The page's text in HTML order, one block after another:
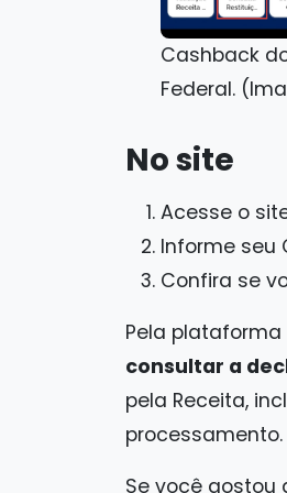
Cashback
Federal.
No site
Acesse o
Informe seu
Confira se
Pela plataforma
consultar a
pela Receita,
processamento.
Se você gostou